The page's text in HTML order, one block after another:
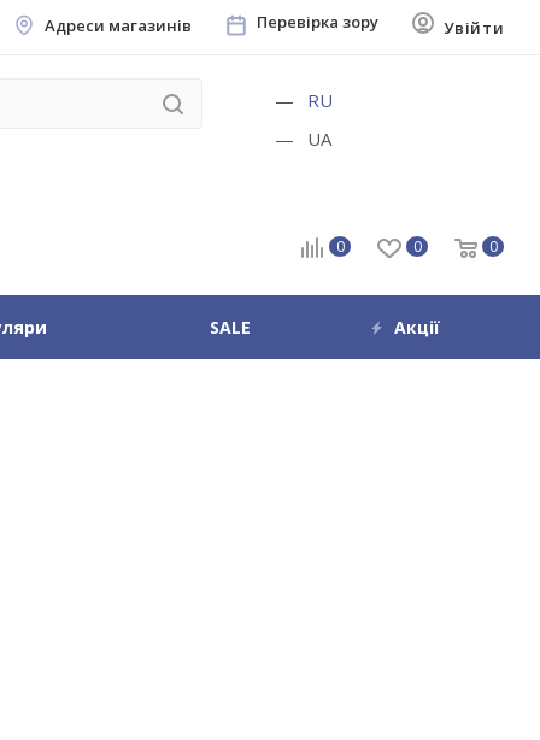
Адреси магазинів Перевірка зору Увійти
RU
UA
0 0 0
SALE Акції